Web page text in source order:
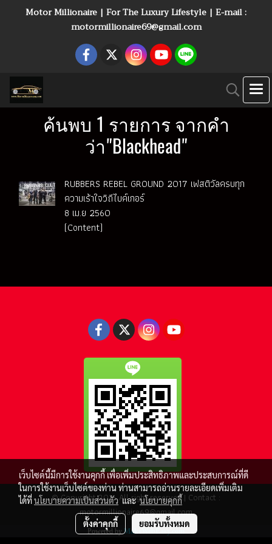
Motor Millionaire | For The Luxury Lifestyle | E-mail :
motormillionaire69@gmail.com
ค้นพบ 1 รายการ จากคำ
ว่า"Blackhead"
RUBBERS REBEL GROUND 2017 เฟสติวัลครบทุก
ความเร้าใจวิถีไบค์เกอร์
8 เม.ย 2560
(Content)
© Copyright 2016 All right reserved.| Contact :
motormillionaire69@gmail.com
Powered by MakeWebEasy.com
เว็บไซต์นี้มีการใช้งานคุกกี้ เพื่อเพิ่มประสิทธิภาพและประสบการณ์ที่ดี
ในการใช้งานเว็บไซต์ของท่าน ท่านสามารถอ่านรายละเอียดเพิ่มเติม
ได้ที่นโยบายความเป็นส่วนตัวและนโยบายคุกกี้
ตั้งค่าคุกกี้ ยอมรับทั้งหมด